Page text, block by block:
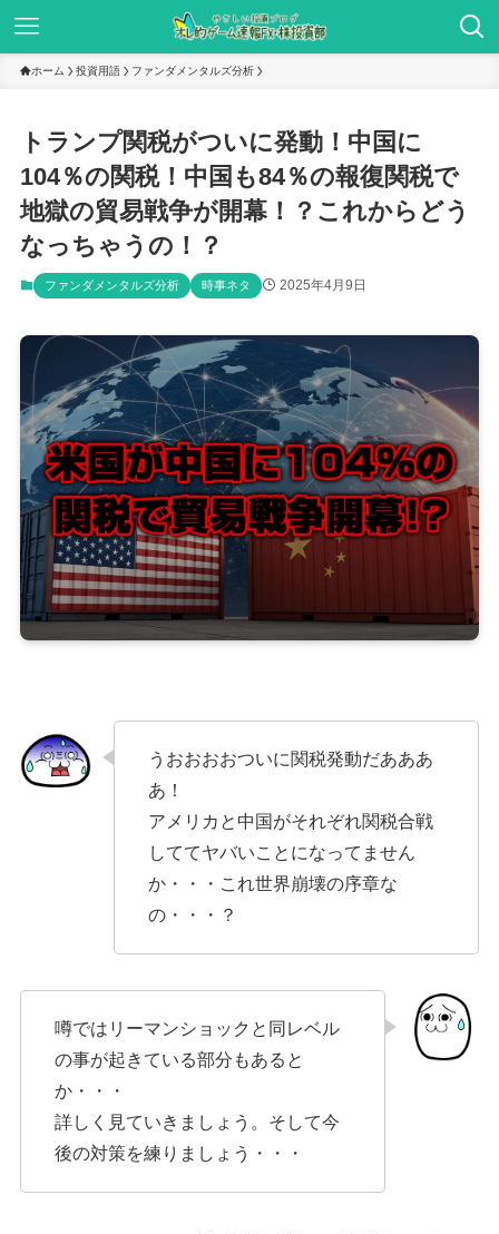
ホーム 投資用語 ファンダメンタルズ分析
トランプ関税がついに発動！中国に
104％の関税！中国も84％の報復関税で
地獄の貿易戦争が開幕！？これからどう
なっちゃうの！？
ファンダメンタルズ分析 時事ネタ 2025年4月9日
うおおおおついに関税発動だあああ
あ！
アメリカと中国がそれぞれ関税合戦
しててヤバいことになってません
か・・・これ世界崩壊の序章な
の・・・？
噂ではリーマンショックと同レベル
の事が起きている部分もあると
か・・・
詳しく見ていきましょう。そして今
後の対策を練りましょう・・・